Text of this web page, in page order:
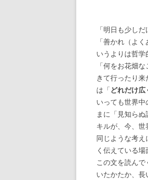
「明日も少し
「善かれ（よ
いうよりは哲学
「何をお花畑
きて行ったり
は「どれだけ
いっても世界
まに「見知ら
キルが、今、世
同じような考
く伝えている場
この文を読ん
いたかたか、